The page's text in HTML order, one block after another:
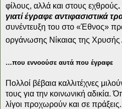
φίλους, αλλά και στους εχθρούς.
γιατί έγραφε αντιφασιστικά
συνέντευξη του στο «Έθνος»
οργάνωσης Νίκαιας της Χρυσής
…που εννοούσε αυτά που έγραφε
Πολλοί βέβαια καλλιτέχνες
τους για την κοινωνική αδικία.
λίγοι προχωρούν και σε